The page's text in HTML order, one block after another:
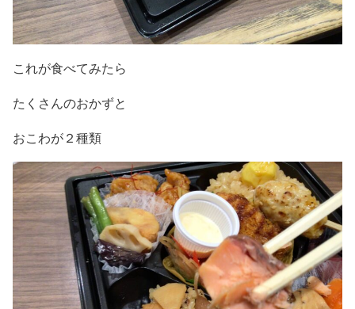
これが食べてみたら
たくさんのおかずと
おこわが２種類